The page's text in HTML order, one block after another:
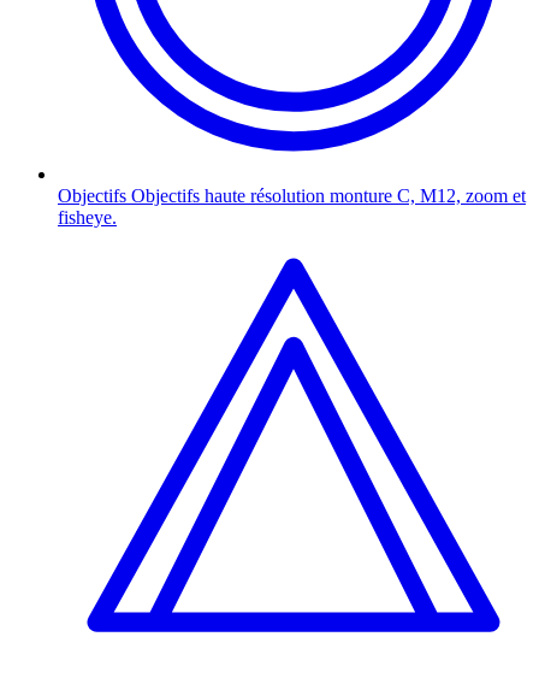
Objectifs Objectifs haute résolution monture C, M12, zoom et
fisheye.